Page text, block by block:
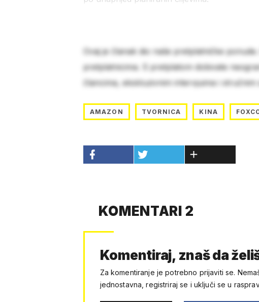
Ovaj je članak dio naše pretplatničke
pretplatnicima. S pretplatom dobivate
člancima, ekskluzivnim intervjuima i stručnim
AMAZON TVORNICA KINA
KOMENTARI 2
Komentiraj, znaš da
Za komentiranje je potrebno prijaviti se.
jednostavna, registriraj se i uključi se u